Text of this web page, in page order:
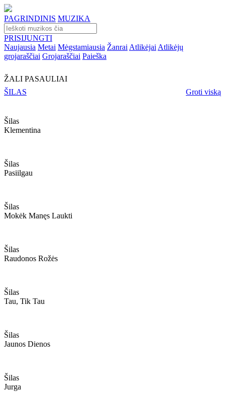
PAGRINDINIS MUZIKA
PRISIJUNGTI
Naujausia Metai Mėgstamiausia Žanrai Atlikėjai Atlikėjų
grojaraščiai Grojaraščiai Paieška
ŽALI PASAULIAI
ŠILAS
Groti viską
Šilas
Klementina
Šilas
Pasiilgau
Šilas
Mokėk Manęs Laukti
Šilas
Raudonos Rožės
Šilas
Tau, Tik Tau
Šilas
Jaunos Dienos
Šilas
Jurga